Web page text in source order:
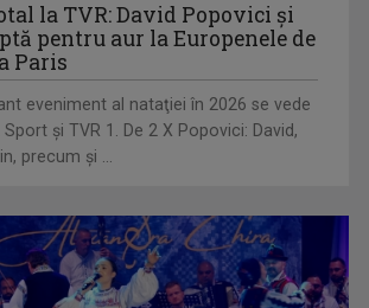
umbră”, un thriller psihologic despre
la TVR: David Popovici și
pentru aur la Europenele de
Paris
eveniment al nataţiei în 2026 se vede
şi TVR 1. De 2 X Popovici: David,
precum şi ...